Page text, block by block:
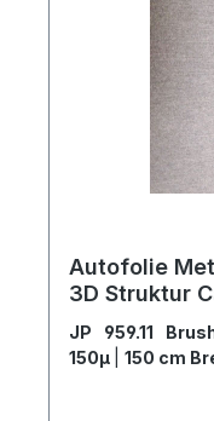
Autofolie
3D Struktur
JP 959.11 Brushed Techno Grey MATT
150µ
150 cm